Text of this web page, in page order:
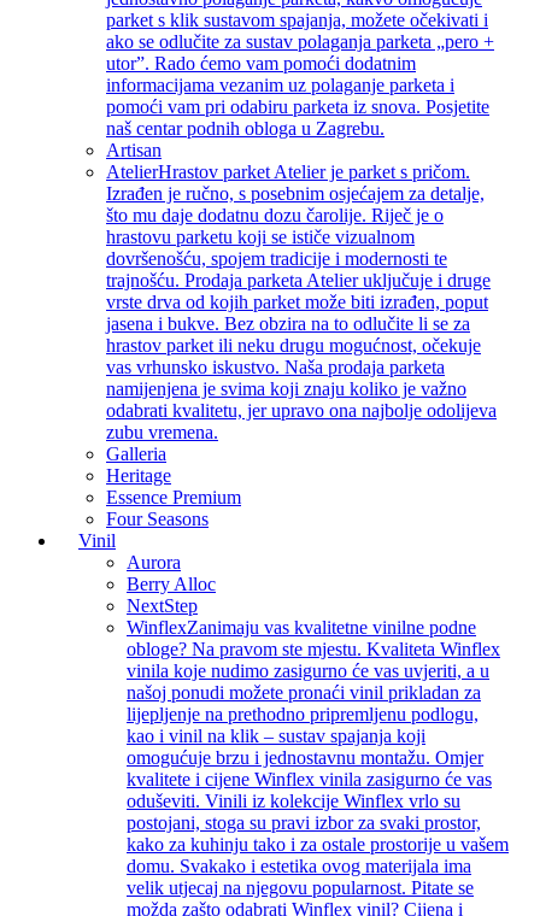
parket s klik sustavom spajanja, možete očekivati i
ako se odlučite za sustav polaganja parketa „pero +
utor”. Rado ćemo vam pomoći dodatnim
informacijama vezanim uz polaganje parketa i
pomoći vam pri odabiru parketa iz snova. Posjetite
naš centar podnih obloga u Zagrebu.
Artisan
AtelierHrastov parket Atelier je parket s pričom.
Izrađen je ručno, s posebnim osjećajem za detalje,
što mu daje dodatnu dozu čarolije. Riječ je o
hrastovu parketu koji se ističe vizualnom
dovršenošću, spojem tradicije i modernosti te
trajnošću. Prodaja parketa Atelier uključuje i druge
vrste drva od kojih parket može biti izrađen, poput
jasena i bukve. Bez obzira na to odlučite li se za
hrastov parket ili neku drugu mogućnost, očekuje
vas vrhunsko iskustvo. Naša prodaja parketa
namijenjena je svima koji znaju koliko je važno
odabrati kvalitetu, jer upravo ona najbolje odolijeva
zubu vremena.
Galleria
Heritage
Essence Premium
Four Seasons
Vinil
Aurora
Berry Alloc
NextStep
WinflexZanimaju vas kvalitetne vinilne podne
obloge? Na pravom ste mjestu. Kvaliteta Winflex
vinila koje nudimo zasigurno će vas uvjeriti, a u
našoj ponudi možete pronaći vinil prikladan za
lijepljenje na prethodno pripremljenu podlogu,
kao i vinil na klik – sustav spajanja koji
omogućuje brzu i jednostavnu montažu. Omjer
kvalitete i cijene Winflex vinila zasigurno će vas
oduševiti. Vinili iz kolekcije Winflex vrlo su
postojani, stoga su pravi izbor za svaki prostor,
kako za kuhinju tako i za ostale prostorije u vašem
domu. Svakako i estetika ovog materijala ima
velik utjecaj na njegovu popularnost. Pitate se
možda zašto odabrati Winflex vinil? Cijena i